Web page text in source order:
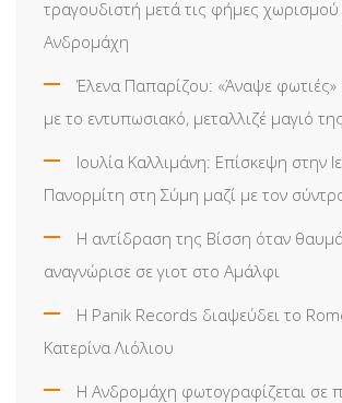
τραγουδιστή μετά τις φήμες χωρισμού
Ανδρομάχη
Έλενα Παπαρίζου: «Άναψε
με το εντυπωσιακό, μεταλλιζέ μαγιό της
Ιουλία Καλλιμάνη: Επίσκεψη στην
Πανορμίτη στη Σύμη μαζί με τον
Η αντίδραση της Βίσση όταν
αναγνώρισε σε γιοτ στο Αμάλφι
Η Panik Records διαψεύδει το
Κατερίνα Λιόλιου
Η Ανδρομάχη φωτογραφίζεται σε